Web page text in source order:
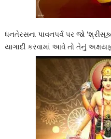
ધનતેરસના પાવનપર્વ પર જો ‘
યાગાદી કરવામાં આવે તો તેનું